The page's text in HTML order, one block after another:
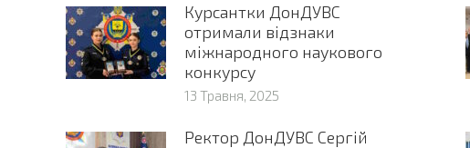
Курсантки ДонДУВС
отримали відзнаки
міжнародного наукового
конкурсу
13 Травня, 2025
Ректор ДонДУВС Сергій